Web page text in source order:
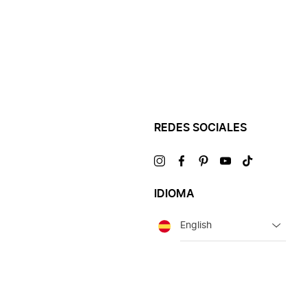
REDES SOCIALES
VisítanosVisítanosVisítanosVisítanosVisítanos
IDIOMA
Idioma